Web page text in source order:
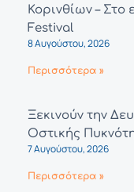
Κορινθίων –
Festival
8 Αυγούστου, 2026
Περισσότερα »
Ξεκινούν την
Οστικής
7 Αυγούστου, 2026
Περισσότερα »